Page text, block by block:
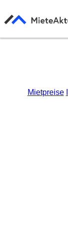
Mietpreise